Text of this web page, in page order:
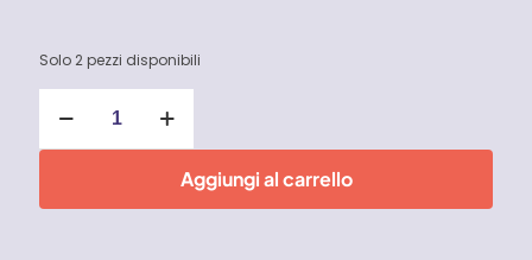
Solo 2 pezzi disponibili
pistola
per
Aggiungi al carrello